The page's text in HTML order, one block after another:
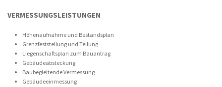
VERMESSUNGSLEISTUNGEN
Höhenaufnahme und Bestandsplan
Grenzfeststellung und Teilung
Liegenschaftsplan zum Bauantrag
Gebäudeabsteckung
Baubegleitende Vermessung
Gebäudeeinmessung